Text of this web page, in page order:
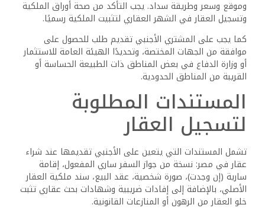
رسوم التسجيل بالشهر العقاري، وتُحتسب كنسبة من
قيمة العقار.
رسوم نقل الملكية.
ضريبة التصرفات العقارية التي يدفعها البائع، لكنها
قد تُنقل أحيانًا إلى المشتري باتفاق الطرفين.
رسوم توصيل المرافق (إذا لم تكن موصّلة مسبقًا).
من الأفضل دائمًا مراجعة محامٍ متخصص أو مكتب توثيق عقاري
قبل إتمام الصفقة، للتأكد من التقدير الصحيح للرسوم وتجنب أي
مفاجآت لاحقة.
تحديات يجب الحذر منها
قبل شراء عقار في مصر
رغم التسهيلات القانونية، قد تواجه الأجانب بعض التحديات أثناء
سعيهم لشراء عقار في مصر. من أبرز هذه التحديات: